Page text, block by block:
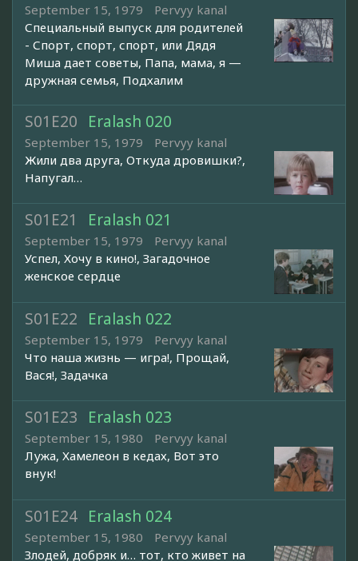
September 15, 1979
Pervyy kanal
Специальный выпуск для родителей
- Спорт, спорт, спорт, или Дядя
Миша дает советы, Папа, мама, я —
дружная семья, Подхалим
S01E20 Eralash 020
September 15, 1979
Pervyy kanal
Жили два друга, Откуда дровишки?,
Напугал…
S01E21 Eralash 021
September 15, 1979
Pervyy kanal
Успел, Хочу в кино!, Загадочное
женское сердце
S01E22 Eralash 022
September 15, 1979
Pervyy kanal
Что наша жизнь — игра!, Прощай,
Вася!, Задачка
S01E23 Eralash 023
September 15, 1980
Pervyy kanal
Лужа, Хамелеон в кедах, Вот это
внук!
S01E24 Eralash 024
September 15, 1980
Pervyy kanal
Злодей, добряк и… тот, кто живет на